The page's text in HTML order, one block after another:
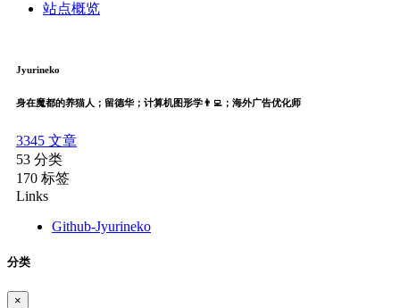
站点概览
Jyurineko
身在魔都的养猫人；留德华；计算机图形学👨‍💻；海外广告优化师
3345 文章
53 分类
170 标签
Links
Github-Jyurineko
分类
×